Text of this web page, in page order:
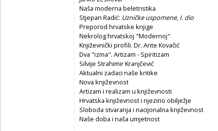
Naša moderna beletristika
Stjepan Radić: Uzničke uspomene, I. dio
Preporod hrvatske knjige
Nekrolog hrvatskoj "Modernoj"
Književnički profili. Dr. Ante Kovačić
Dva "izma". Artizam - Spiritizam
Silvije Strahimir Kranjčević
Aktualni zadaci naše kritike
Nova književnost
Artizam i realizam u književnosti
Hrvatska književnost i njezino obilježje
Sloboda stvaranja i nacijonalna književnost
Naše doba i naša umjetnost